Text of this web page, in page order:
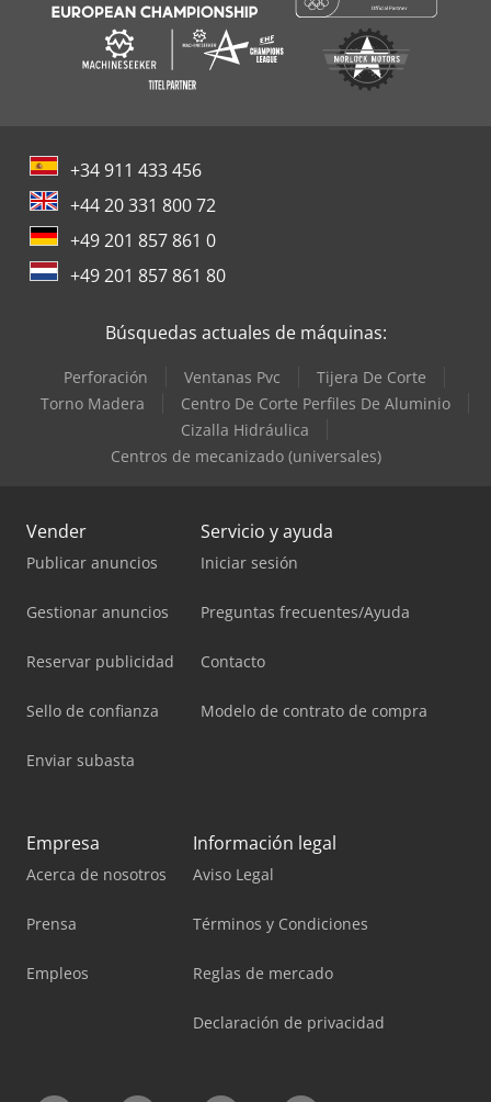
+34 911 433 456
+44 20 331 800 72
+49 201 857 861 0
+49 201 857 861 80
Búsquedas actuales de máquinas:
Perforación Ventanas Pvc
Tijera De Corte
Torno Madera
Centro De Corte Perfiles De Aluminio
Cizalla Hidráulica
Centros de mecanizado (universales)
Vender
Publicar anuncios
Gestionar anuncios
Reservar publicidad
Sello de confianza
Enviar subasta
Servicio y ayuda
Iniciar sesión
Preguntas frecuentes/Ayuda
Contacto
Modelo de contrato de compra
Empresa
Acerca de nosotros
Prensa
Empleos
Información legal
Aviso Legal
Términos y Condiciones
Reglas de mercado
Declaración de privacidad